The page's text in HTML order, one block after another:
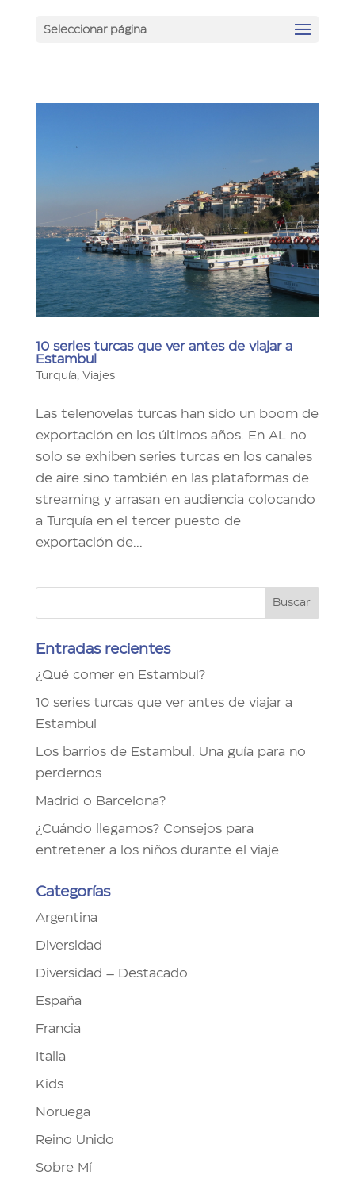
Seleccionar página
10 series turcas que ver antes de viajar a
Estambul
Turquía Viajes
Las telenovelas turcas han sido un boom de
exportación en los últimos años. En AL no
solo se exhiben series turcas en los canales
de aire sino también en las plataformas de
streaming y arrasan en audiencia colocando
a Turquía en el tercer puesto de
exportación de...
Entradas recientes
¿Qué comer en Estambul?
10 series turcas que ver antes de viajar a
Estambul
Los barrios de Estambul. Una guía para no
perdernos
Madrid o Barcelona?
¿Cuándo llegamos? Consejos para
entretener a los niños durante el viaje
Categorías
Argentina
Diversidad
Diversidad – Destacado
España
Francia
Italia
Kids
Noruega
Reino Unido
Sobre Mí